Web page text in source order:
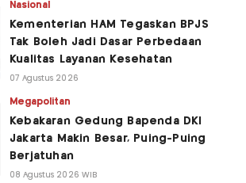
Nasional
Kementerian HAM Tegaskan BPJS
Tak Boleh Jadi Dasar Perbedaan
Kualitas Layanan Kesehatan
07 Agustus 2026
Megapolitan
Kebakaran Gedung Bapenda DKI
Jakarta Makin Besar, Puing-Puing
Berjatuhan
08 Agustus 2026 WIB